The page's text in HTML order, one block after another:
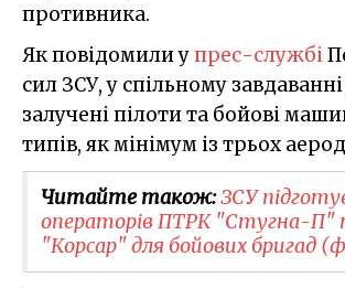
противника.
Як повідомили упрес-службі
сил ЗСУ, у спільному
залучені пілоти та бойові
типів, як мінімум із трьох
Читайте також:ЗСУ
операторів ПТРК "Стугна-П"
"Корсар" для бойових бригад